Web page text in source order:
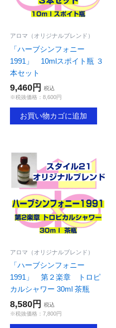
アロマ（オリジナルブレンド）
「ハーブシンフォニー
1991」 10mlスポイト瓶 ３
本セット
9,460円
税込
※税抜価格：8,600円
お買い物カゴに追加
アロマ（オリジナルブレンド）
「ハーブシンフォニー
1991」 第２楽章 トロピ
カルシャワー 30ml 茶瓶
8,580円
税込
※税抜価格：7,800円